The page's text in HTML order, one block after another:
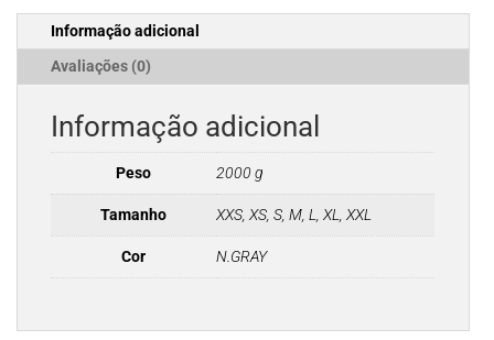
Informação adicional
Avaliações (0)
Informação adicional
Peso 2000 g
Tamanho XXS, XS, S, M, L, XL, XXL
Cor N.GRAY